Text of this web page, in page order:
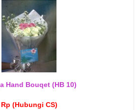
Hand Bouqet (HB 10)
Rp (Hubungi CS)